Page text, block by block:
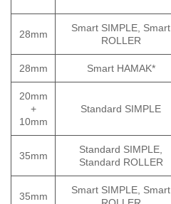
28mm
Smart SIMPLE, Smart
ROLLER
28mm Smart HAMAK*
20mm
+
10mm
Standard SIMPLE
35mm
Standard SIMPLE,
Standard ROLLER
35mm
Smart SIMPLE, Smart